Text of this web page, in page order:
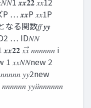
P … 𝒙𝒙P 𝑥𝑥1P
なる関数𝑓𝑓 𝒚𝒚
… ID𝑁𝑁
𝒙𝒙𝟐𝟐 𝑥𝑥⃗ 𝑛𝑛𝑛𝑛𝑛𝑛 i
1 𝑥𝑥𝑁𝑁new 2
𝑦𝑦2new
𝑦𝑦𝑖𝑖𝑛𝑛𝑛𝑛𝑛𝑛